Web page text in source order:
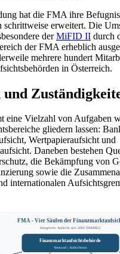
hat die FMA ihre
schrittweise erweitert. Die
derMiFID II durch
der FMA erheblich
mehrere hundert
in Österreich.
und
eine Vielzahl von Aufgaben
gliedern lassen:
Wertpapieraufsicht und
Daneben bestehen
die Bekämpfung von
sowie die
internationalen
FMA - Vier Säulen der
Integrierte Aufsicht seit 2002 (FMABG)
Finanzmarktaufsichtsbehörde
Vorstand | Aufsichtsrat